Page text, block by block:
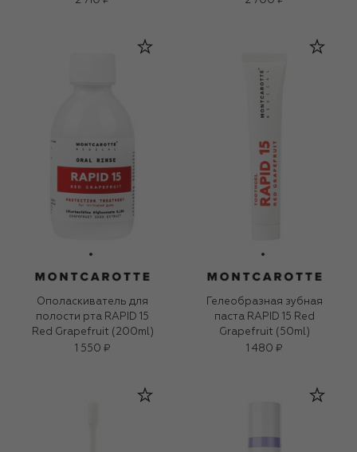
Ополаскиватель для
полости рта RAPID 15
Red Grapefruit (200ml)
1 550 ₽
Гелеобразная зубная
паста RAPID 15 Red
Grapefruit (50ml)
1 480 ₽